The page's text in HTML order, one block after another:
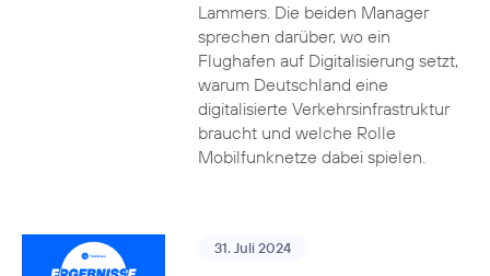
Lammers. Die beiden Manager
sprechen darüber, wo ein
Flughafen auf Digitalisierung setzt,
warum Deutschland eine
digitalisierte Verkehrsinfrastruktur
braucht und welche Rolle
Mobilfunknetze dabei spielen.
31. Juli 2024